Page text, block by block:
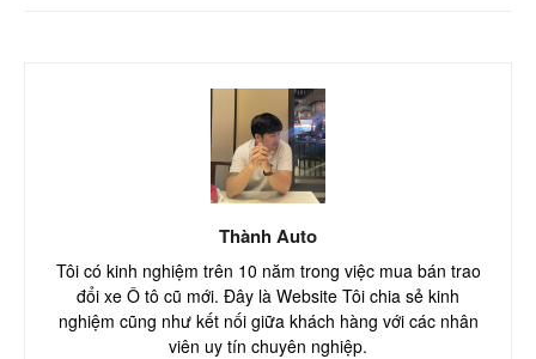
Thành Auto
Tôi có kinh nghiệm trên 10 năm trong việc mua bán trao
đổi xe Ô tô cũ mới. Đây là Website Tôi chia sẻ kinh
nghiệm cũng như kết nối giữa khách hàng với các nhân
viên uy tín chuyên nghiệp.